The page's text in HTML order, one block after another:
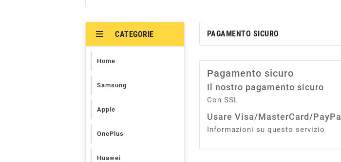
CATEGORIE
Home
Samsung
Apple
OnePlus
Huawei
PAGAMENTO SICURO
Pagamento sicuro
Il nostro pagamento sicuro
Con SSL
Usare Visa/MasterCard/PayPal
Informazioni su questo servizio